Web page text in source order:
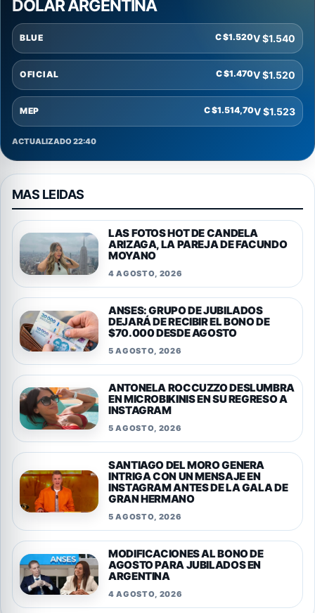
DOLAR ARGENTINA
BLUE C $1.520V $1.540
OFICIAL C $1.470V $1.520
MEP C $1.514,70V $1.523
ACTUALIZADO 22:40
MAS LEIDAS
LAS FOTOS HOT DE CANDELA
ARIZAGA, LA PAREJA DE FACUNDO
MOYANO
4 AGOSTO, 2026
ANSES: GRUPO DE JUBILADOS
DEJARÁ DE RECIBIR EL BONO DE
$70.000 DESDE AGOSTO
5 AGOSTO, 2026
ANTONELA ROCCUZZO DESLUMBRA
EN MICROBIKINIS EN SU REGRESO A
INSTAGRAM
5 AGOSTO, 2026
SANTIAGO DEL MORO GENERA
INTRIGA CON UN MENSAJE EN
INSTAGRAM ANTES DE LA GALA DE
GRAN HERMANO
5 AGOSTO, 2026
MODIFICACIONES AL BONO DE
AGOSTO PARA JUBILADOS EN
ARGENTINA
4 AGOSTO, 2026